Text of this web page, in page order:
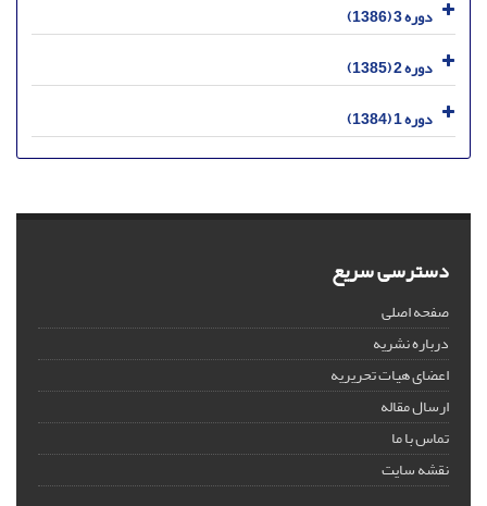
دوره 3 (1386)
دوره 2 (1385)
دوره 1 (1384)
دسترسی سریع
صفحه اصلی
درباره نشریه
اعضای هیات تحریریه
ارسال مقاله
تماس با ما
نقشه سایت